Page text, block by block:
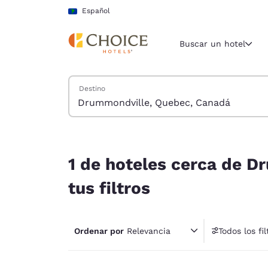
Pasar A Contenido Principal
Español
Región y
América
América
América
Buscar un hotel
Buscar hoteles
Destino
1 de hoteles cerca de
tus filtros
Ordenar por Relevancia Todos los
1